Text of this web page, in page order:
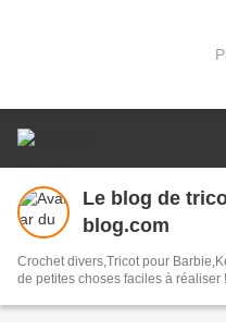
Le blog de
blog.com
Crochet divers,Tricot pour
de petites choses faciles à réaliser